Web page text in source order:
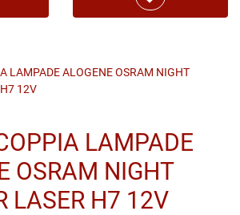
LAMPADE ALOGENE OSRAM NIGHT
12V
LAMPADE
OSRAM NIGHT
LASER H7 12V